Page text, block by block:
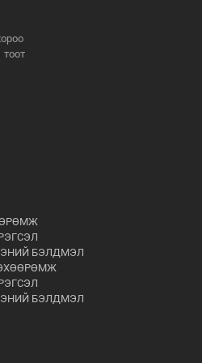
тоот
БЭЛДМЭЛ
БЭЛДМЭЛ